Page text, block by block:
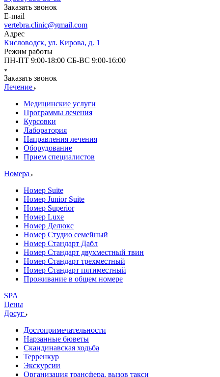
Заказать звонок
E-mail
vertebra.clinic@gmail.com
Адрес
Кисловодск, ул. Кирова, д. 1
Режим работы
ПН-ПТ 9:00-18:00 СБ-ВС 9:00-16:00
Заказать звонок
Лечение
Медицинские услуги
Программы лечения
Курсовки
Лаборатория
Направления лечения
Оборудование
Прием специалистов
Номера
Номер Suite
Номер Junior Suite
Номер Superior
Номер Luxe
Номер Делюкс
Номер Студио семейный
Номер Стандарт Дабл
Номер Стандарт двухместный твин
Номер Стандарт трехместный
Номер Стандарт пятиместный
Проживание в общем номере
SPA
Цены
Досуг
Достопримечательности
Нарзанные бюветы
Скандинавская ходьба
Терренкур
Экскурсии
Организация трансфера, вызов такси